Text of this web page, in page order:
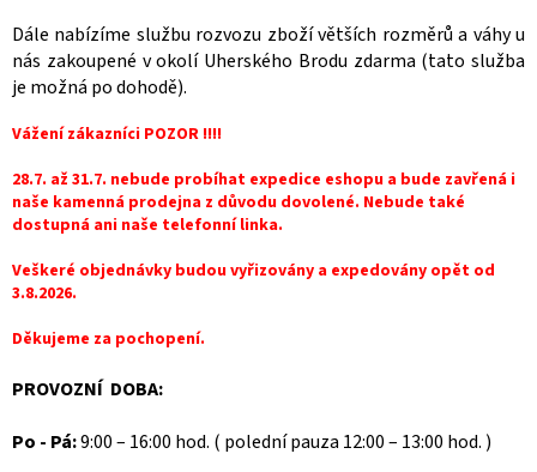
Dále nabízíme službu rozvozu zboží větších rozměrů a váhy u
nás zakoupené v okolí Uherského Brodu zdarma (tato služba
je možná po dohodě).
Vážení zákazníci POZOR !!!!
28.7. až 31.7. nebude probíhat expedice eshopu a bude zavřená i
naše kamenná prodejna z důvodu dovolené. Nebude také
dostupná ani naše telefonní linka.
Veškeré objednávky budou vyřizovány a expedovány opět od
3.8.2026.
Děkujeme za pochopení.
PROVOZNÍ DOBA:
Po - Pá:9:00 – 16:00 hod. ( polední pauza 12:00 – 13:00 hod. )